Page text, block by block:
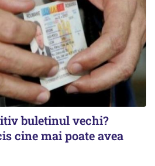
buletinul vechi?
cine mai poate avea